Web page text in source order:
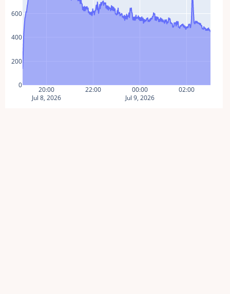
20:00
Jul 8, 2026
22:00 00:00
Jul 9, 2026
02:00
0
200
400
600